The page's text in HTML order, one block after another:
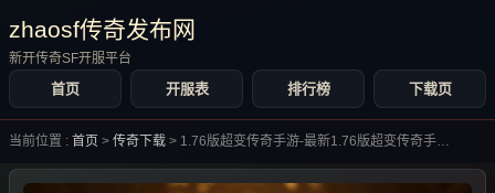
zhaosf传奇发布网
新开传奇SF开服平台
首页 开服表 排行榜 下载页
当前位置 : 首页 > 传奇下载 > 1.76版超变传奇手游-最新1.76版超变传奇手游合集大全-